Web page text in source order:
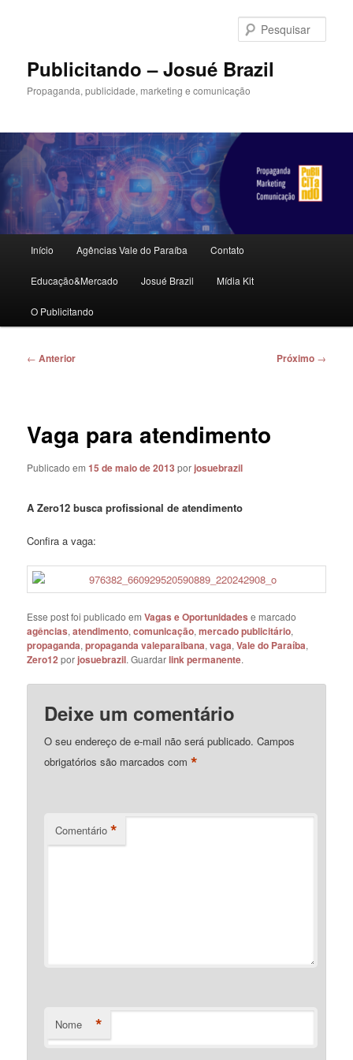
principalPublicitando – Josué Brazil
Propaganda, publicidade, marketing e comunicação
principal
Início Agências Vale do Paraíba Contato
Educação&Mercado Josué Brazil Mídia Kit
O Publicitando
Navegação
← Anterior Próximo →
Vaga para atendimento
Publicado em15 de maio de 2013 porjosuebrazil
A Zero12 busca profissional de atendimento
Confira a vaga:
Esse post foi publicado emVagas e Oportunidades e marcado
agências,atendimento,comunicação,mercado publicitário,
propaganda,propaganda valeparaibana,vaga,Vale do Paraíba,
Zero12 porjosuebrazil. Guardarlink permanente.
Deixe um comentário
O seu endereço de e-mail não será publicado. Campos
obrigatórios são marcados com*
Comentário *
Nome *